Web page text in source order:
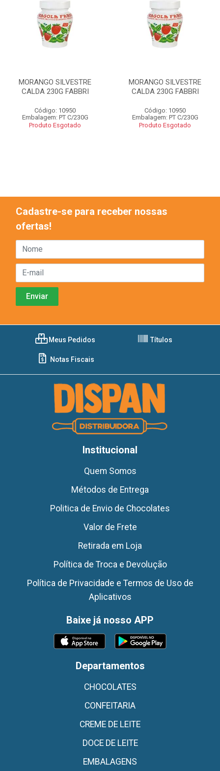
MORANGO SILVESTRE
CALDA 230G FABBRI
Código: 10950
Embalagem: PT C/230G
Produto Esgotado
MORANGO SILVESTRE
CALDA 230G FABBRI
Código: 10950
Embalagem: PT C/230G
Produto Esgotado
Cadastre-se para receber nossas
ofertas!
Meus Pedidos Títulos
Notas Fiscais
Institucional
Quem Somos
Métodos de Entrega
Politica de Envio de Chocolates
Valor de Frete
Retirada em Loja
Política de Troca e Devolução
Política de Privacidade e Termos de Uso de
Aplicativos
Baixe já nosso APP
Departamentos
CHOCOLATES
CONFEITARIA
CREME DE LEITE
DOCE DE LEITE
EMBALAGENS